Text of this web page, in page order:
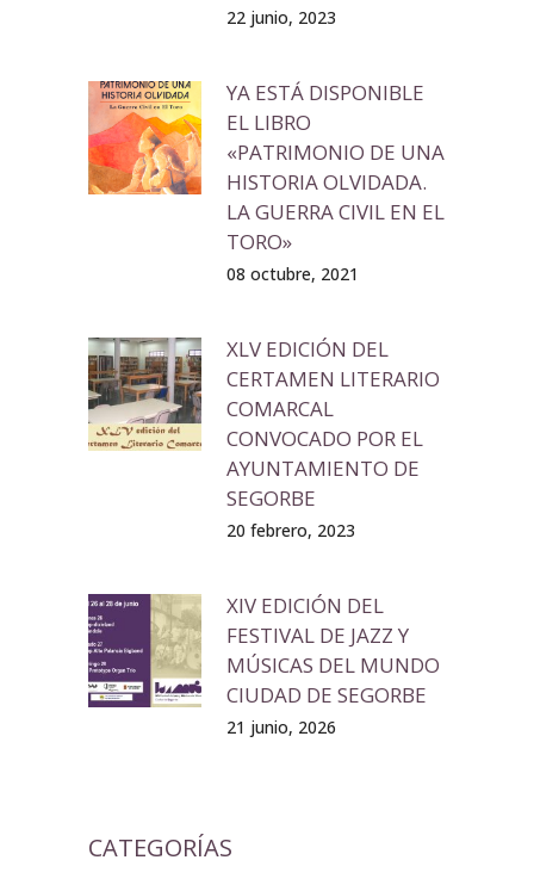
22 junio, 2023
YA ESTÁ DISPONIBLE
EL LIBRO
«PATRIMONIO DE UNA
HISTORIA OLVIDADA.
LA GUERRA CIVIL EN EL
TORO»
08 octubre, 2021
XLV EDICIÓN DEL
CERTAMEN LITERARIO
COMARCAL
CONVOCADO POR EL
AYUNTAMIENTO DE
SEGORBE
20 febrero, 2023
XIV EDICIÓN DEL
FESTIVAL DE JAZZ Y
MÚSICAS DEL MUNDO
CIUDAD DE SEGORBE
21 junio, 2026
CATEGORÍAS